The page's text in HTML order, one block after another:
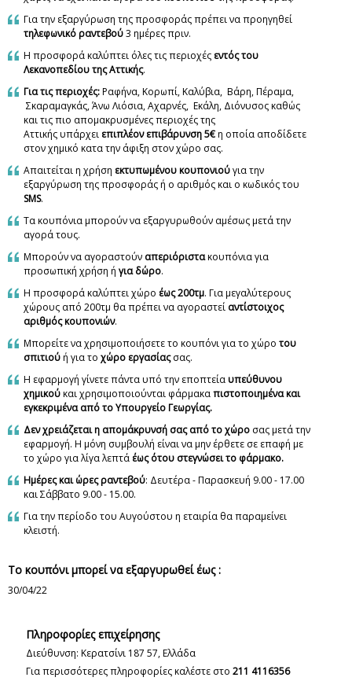
Για την εξαργύρωση της προσφοράς πρέπει να προηγηθεί
τηλεφωνικό ραντεβού3 ημέρες πριν.
Η προσφορά καλύπτει όλες τις περιοχές εντός του
Λεκανοπεδίου της Αττικής.
Για τις περιοχές:Ραφήνα, Κορωπί, Καλύβια, Βάρη, Πέραμα,
Σκαραμαγκάς, Άνω Λιόσια, Αχαρνές, Εκάλη, Διόνυσος καθώς
και τις πιο απομακρυσμένες περιοχές της
Αττικής υπάρχει επιπλέον επιβάρυνση 5€η οποία αποδίδετε
στον χημικό κατα την άφιξη στον χώρο σας.
Απαιτείται η χρήση εκτυπωμένου κουπονιούγια την
εξαργύρωση της προσφοράς ή ο αριθμός και ο κωδικός του
SMS.
Τα κουπόνια μπορούν να εξαργυρωθούν αμέσως μετά την
αγορά τους.
Μπορούν να αγοραστούν απεριόριστακουπόνια για
προσωπική χρήση ή για δώρο.
Η προσφορά καλύπτει χώρο έως 200τμ. Για μεγαλύτερους
χώρους από 200τμ θα πρέπει να αγοραστεί αντίστοιχος
αριθμός κουπονιών.
Μπορείτε να χρησιμοποιήσετε το κουπόνι για το χώρο του
σπιτιούή για το χώρο εργασίαςσας.
Η εφαρμογή γίνετε πάντα υπό την εποπτείαυπεύθυνου
χημικούκαι χρησιμοποιούνται φάρμακαπιστοποιημένα και
εγκεκριμένα από το Υπουργείο Γεωργίας.
Δεν χρειάζεται η απομάκρυνσή σας από το χώρο σας μετά την
εφαρμογή. Η μόνη συμβουλή είναι να μην έρθετε σε επαφή με
το χώρο για λίγα λεπτά έως ότου στεγνώσει το φάρμακο.
Ημέρες και ώρες ραντεβού: Δευτέρα - Παρασκευή 9.00 - 17.00
και Σάββατο 9.00 - 15.00.
Για την περίοδο του Αυγούστου η εταιρία θα παραμείνει
κλειστή.
Το κουπόνι μπορεί να εξαργυρωθεί έως :
30/04/22
Πληροφορίες επιχείρησης
Διεύθυνση: Κερατσίνι 187 57, Ελλάδα
Για περισσότερες πληροφορίες καλέστε στο 211 4116356